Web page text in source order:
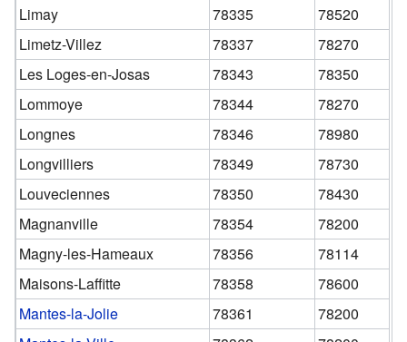
Limay
78335
78520
Limetz-Villez
78337
78270
Les Loges-en-Josas
78343
78350
Lommoye
78344
78270
Longnes
78346
78980
Longvilliers
78349
78730
Louveciennes
78350
78430
Magnanville
78354
78200
Magny-les-Hameaux
78356
78114
Maisons-Laffitte
78358
78600
Mantes-la-Jolie
78361
78200